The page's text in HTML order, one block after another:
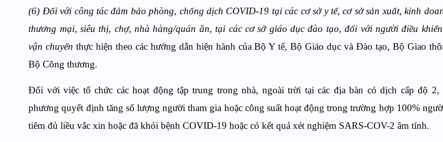
(6) Đối với công tác đảm bảo phòng, chống dịch COVID-19 tại các cơ sở y tế, cơ sở sản xuất, kinh
thương mại, siêu thị, chợ, nhà hàng/quán ăn, tại các cơ sở giáo dục đào tạo, đối với người điều
vận chuyển thực hiện theo các hướng dẫn hiện hành của Bộ Y tế, Bộ Giáo dục và Đào tạo, Bộ Giao
Bộ Công thương.
Đối với việc tổ chức các hoạt động tập trung trong nhà, ngoài trời tại các địa bàn có dịch cấp độ 2,
phương quyết định tăng số lượng người tham gia hoặc công suất hoạt động trong trường hợp 100%
tiêm đủ liều vắc xin hoặc đã khỏi bệnh COVID-19 hoặc có kết quả xét nghiệm SARS-COV-2 âm tính.